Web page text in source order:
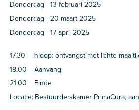
Donderdag 13 februari 2025
Donderdag 20 maart 2025
Donderdag 17 april 2025
17.30 Inloop: ontvangst met lichte
18.00 Aanvang
21.00 Einde
Locatie: Bestuurderskamer PrimaCura,